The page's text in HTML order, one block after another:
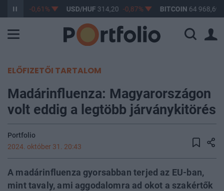
363,17 -0,61% USD/HUF 314,20 -0,87% BITCOIN 64 968,69
ELŐFIZETŐI TARTALOM
Madárinfluenza: Magyarországon
volt eddig a legtöbb járványkitörés
Portfolio
2024. október 31. 20:43
A madárinfluenza gyorsabban terjed az EU-ban,
mint tavaly, ami aggodalomra ad okot a szakértők